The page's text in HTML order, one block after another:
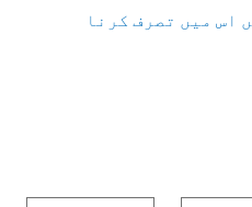
اس میں تصرف کرنا